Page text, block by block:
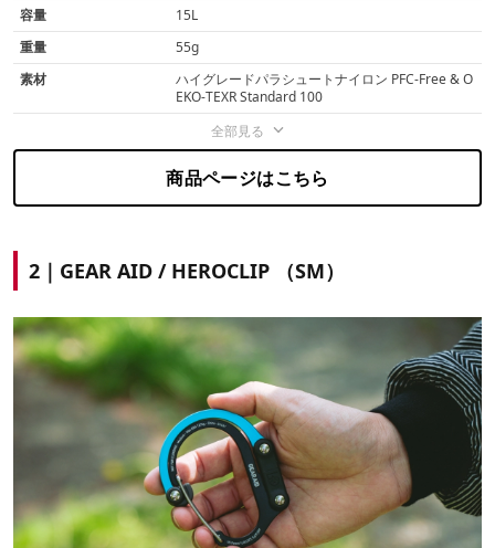
容量
15L
重量
55g
素材
ハイグレードパラシュートナイロン PFC-Free & O
EKO-TEXR Standard 100
全部見る
商品ページはこちら
2｜GEAR AID / HEROCLIP （SM）